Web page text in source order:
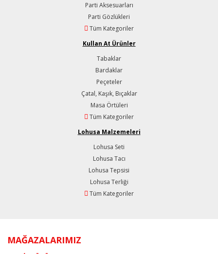
Parti Aksesuarları
Parti Gözlükleri
Tüm Kategoriler
Kullan At Ürünler
Tabaklar
Bardaklar
Peçeteler
Çatal, Kaşık, Bıçaklar
Masa Örtüleri
Tüm Kategoriler
Lohusa Malzemeleri
Lohusa Seti
Lohusa Tacı
Lohusa Tepsisi
Lohusa Terliği
Tüm Kategoriler
MAĞAZALARIMIZ